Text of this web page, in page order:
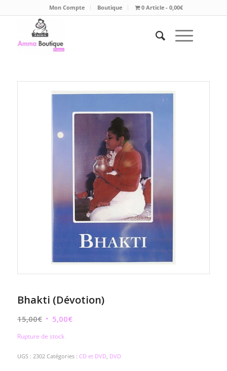
Mon Compte Boutique 0 Article 0,00€
Bhakti (Dévotion)
15,00€ Le
était :
5,00€Le
est :
Rupture de stock
UGS : 2302 Catégories : CD et DVD, DVD